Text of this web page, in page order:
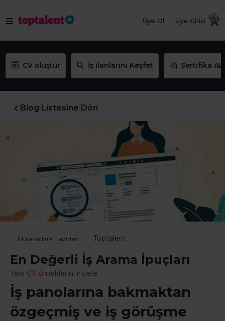
Üye Ol Üye Girişi
CV oluştur İş ilanlarını Keşfet Sertifika AL
Blog Listesine Dön
Mülakatlara Hazırlan Toptalent
En Değerli İş Arama İpuçları
Yeni CV örneklerini incele
İş panolarına bakmaktan
özgeçmiş ve iş görüşme